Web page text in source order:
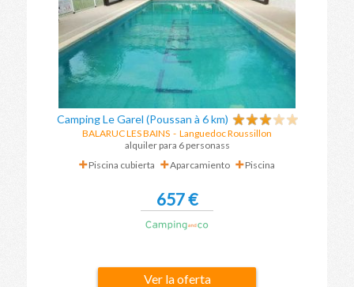
Camping Le Garel (Poussan à 6 km)
BALARUC LES BAINS - Languedoc Roussillon
alquiler para 6 personass
Piscina cubierta
Aparcamiento Piscina
657 €
Ver la oferta